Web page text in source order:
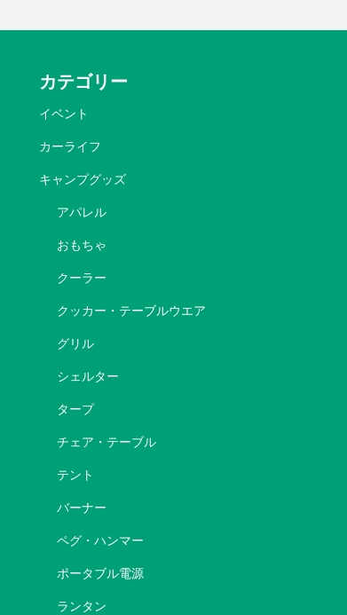
カテゴリー
イベント
カーライフ
キャンプグッズ
アパレル
おもちゃ
クーラー
クッカー・テーブルウエア
グリル
シェルター
タープ
チェア・テーブル
テント
バーナー
ペグ・ハンマー
ポータブル電源
ランタン